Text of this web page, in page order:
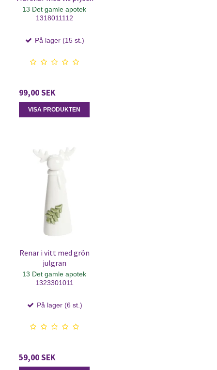
13 Det gamle apotek
1318011112
På lager (15 st.)
99,00 SEK
VISA PRODUKTEN
Renar i vitt med grön
julgran
13 Det gamle apotek
1323301011
På lager (6 st.)
59,00 SEK